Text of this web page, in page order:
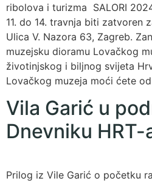
ribolova i turizma SALORI
11. do 14. travnja biti zatvoren
Ulica V. Nazora 63, Zagreb.
muzejsku dioramu Lovačkog
životinjskog i biljnog svijeta
Lovačkog muzeja moći ćete
Vila Garić u
Dnevniku HRT-
Prilog iz Vile Garić o početku